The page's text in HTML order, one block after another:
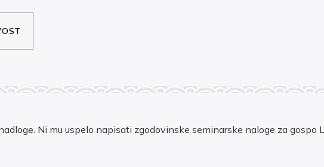
Ni mu uspelo napisati zgodovinske seminarske naloge za gospo